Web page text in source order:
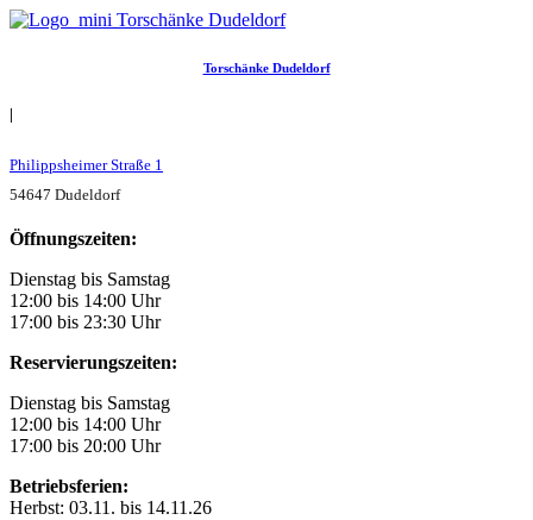
Torschänke Dudeldorf
|
Philippsheimer Straße 1
54647 Dudeldorf
Öffnungszeiten:
Dienstag bis Samstag
12:00 bis 14:00 Uhr
17:00 bis 23:30 Uhr
Reservierungszeiten:
Dienstag bis Samstag
12:00 bis 14:00 Uhr
17:00 bis 20:00 Uhr
Betriebsferien:
Herbst: 03.11. bis 14.11.26